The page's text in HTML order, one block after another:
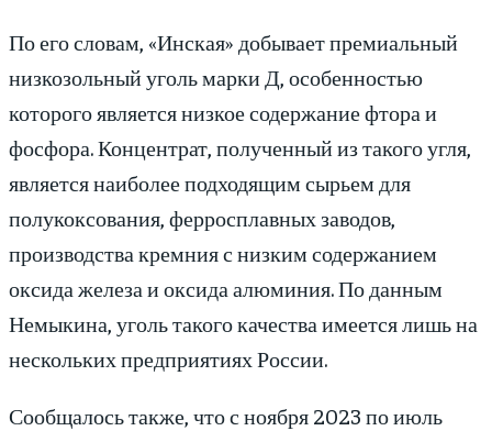
По его словам, «Инская» добывает премиальный
низкозольный уголь марки Д, особенностью
которого является низкое содержание фтора и
фосфора. Концентрат, полученный из такого угля,
является наиболее подходящим сырьем для
полукоксования, ферросплавных заводов,
производства кремния с низким содержанием
оксида железа и оксида алюминия. По данным
Немыкина, уголь такого качества имеется лишь на
нескольких предприятиях России.
Сообщалось также, что с ноября 2023 по июль